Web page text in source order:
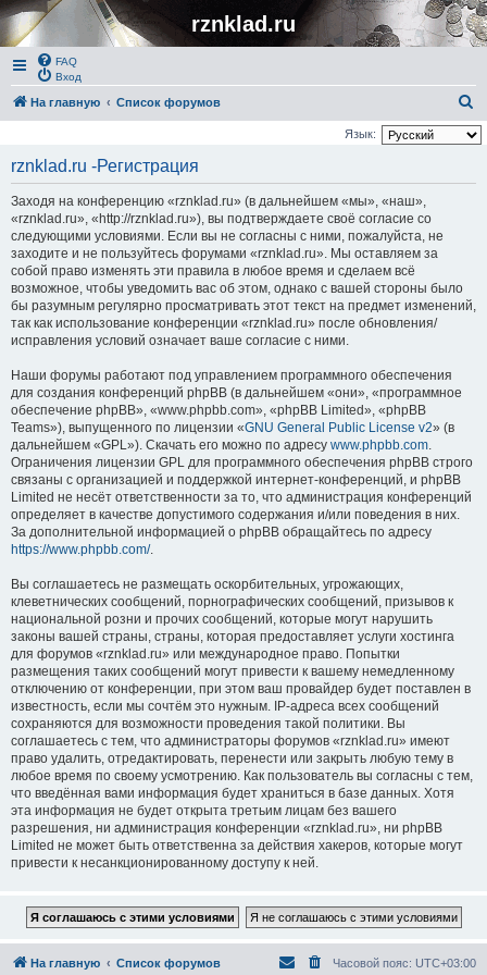
rznklad.ru
FAQ
Вход
На главную Список форумов
о
Язык:
rznklad.ru -Регистрация
Заходя на конференцию «rznklad.ru» (в дальнейшем «мы», «наш»,
«rznklad.ru», «http://rznklad.ru»), вы подтверждаете своё согласие со
следующими условиями. Если вы не согласны с ними, пожалуйста, не
заходите и не пользуйтесь форумами «rznklad.ru». Мы оставляем за
собой право изменять эти правила в любое время и сделаем всё
возможное, чтобы уведомить вас об этом, однако с вашей стороны было
бы разумным регулярно просматривать этот текст на предмет изменений,
так как использование конференции «rznklad.ru» после обновления/
исправления условий означает ваше согласие с ними.
Наши форумы работают под управлением программного обеспечения
для создания конференций phpBB (в дальнейшем «они», «программное
обеспечение phpBB», «www.phpbb.com», «phpBB Limited», «phpBB
Teams»), выпущенного по лицензии «GNU General Public License v2» (в
дальнейшем «GPL»). Скачать его можно по адресу www.phpbb.com.
Ограничения лицензии GPL для программного обеспечения phpBB строго
связаны с организацией и поддержкой интернет-конференций, и phpBB
Limited не несёт ответственности за то, что администрация конференций
определяет в качестве допустимого содержания и/или поведения в них.
За дополнительной информацией о phpBB обращайтесь по адресу
https://www.phpbb.com/.
Вы соглашаетесь не размещать оскорбительных, угрожающих,
клеветнических сообщений, порнографических сообщений, призывов к
национальной розни и прочих сообщений, которые могут нарушить
законы вашей страны, страны, которая предоставляет услуги хостинга
для форумов «rznklad.ru» или международное право. Попытки
размещения таких сообщений могут привести к вашему немедленному
отключению от конференции, при этом ваш провайдер будет поставлен в
известность, если мы сочтём это нужным. IP-адреса всех сообщений
сохраняются для возможности проведения такой политики. Вы
соглашаетесь с тем, что администраторы форумов «rznklad.ru» имеют
право удалить, отредактировать, перенести или закрыть любую тему в
любое время по своему усмотрению. Как пользователь вы согласны с тем,
что введённая вами информация будет храниться в базе данных. Хотя
эта информация не будет открыта третьим лицам без вашего
разрешения, ни администрация конференции «rznklad.ru», ни phpBB
Limited не может быть ответственна за действия хакеров, которые могут
привести к несанкционированному доступу к ней.
На главную Список форумов Часовой пояс: UTC+03:00